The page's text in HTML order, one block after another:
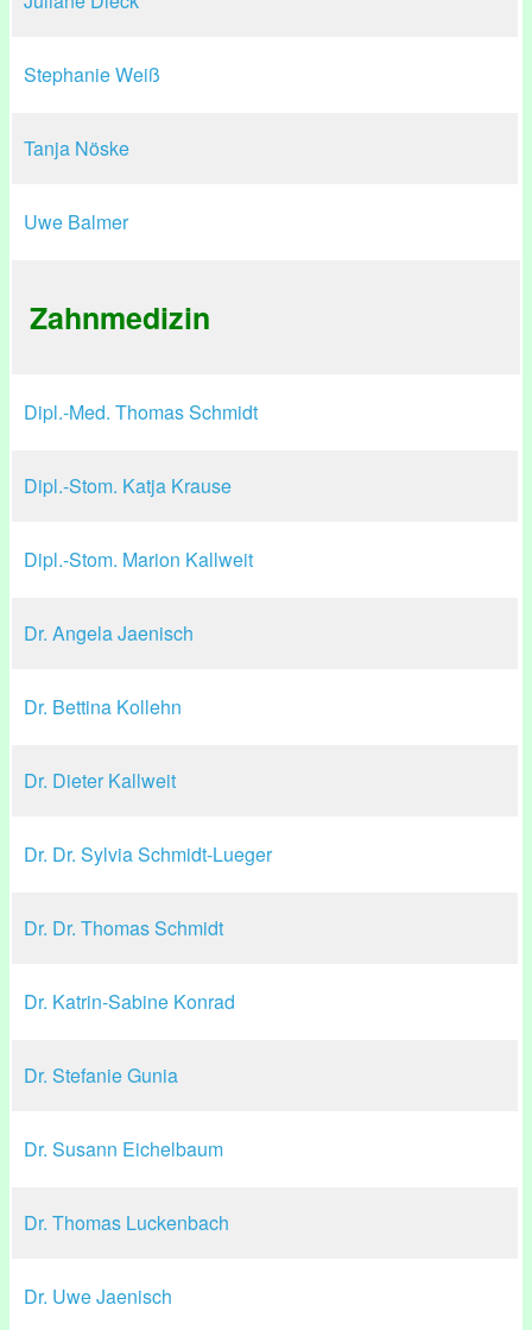
Stephanie Weiß
Tanja Nöske
Uwe Balmer
Zahnmedizin
Dipl.-Med. Thomas Schmidt
Dipl.-Stom. Katja Krause
Dipl.-Stom. Marion Kallweit
Dr. Angela Jaenisch
Dr. Bettina Kollehn
Dr. Dieter Kallweit
Dr. Dr. Sylvia Schmidt-Lueger
Dr. Dr. Thomas Schmidt
Dr. Katrin-Sabine Konrad
Dr. Stefanie Gunia
Dr. Susann Eichelbaum
Dr. Thomas Luckenbach
Dr. Uwe Jaenisch